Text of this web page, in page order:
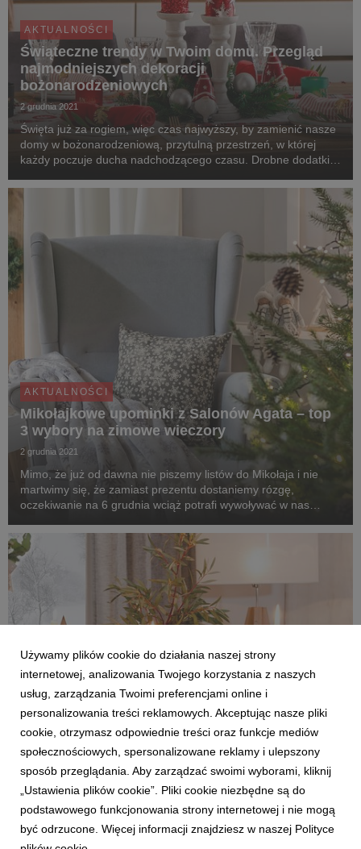
AKTUALNOŚCI
Świąteczne trendy w Twoim domu. Przegląd
najmodniejszych dekoracji
bożonarodzeniowych
2 grudnia 2021
Święta już za rogiem, więc czas najwyższy, by zamienić nasze
domy w bożonarodzeniową, przytulną przestrzeń, w której
każdy poczuje ducha nadchodzącego czasu. Drobne dodatki,
kompozycje dekoracji – w aranżacji wnętrz wsz...
AKTUALNOŚCI
Mikołajkowe upominki z Salonów Agata – top
3 wybory na zimowe wieczory
2 grudnia 2021
Mimo, że już od dawna nie piszemy listów do Mikołaja i nie
martwimy się, że zamiast prezentu dostaniemy rózgę,
oczekiwanie na 6 grudnia wciąż potrafi wywoływać w nas
przyjemność z otrzymywania, ale z dawania p...
AKTUALNOŚCI
Świąteczna kolacja przy idealnym stole –
wybierz meble dla siebie
7 grudnia 2021
Stół jest symbolem gościnności. To przy nim jednoczą się
członkowie rodziny i przyjaciele, by celebrować ważne
Używamy plików cookie do działania naszej strony
internetowej, analizowania Twojego korzystania z naszych
usług, zarządzania Twoimi preferencjami online i
personalizowania treści reklamowych. Akceptując nasze pliki
cookie, otrzymasz odpowiednie treści oraz funkcje mediów
społecznościowych, spersonalizowane reklamy i ulepszony
sposób przeglądania. Aby zarządzać swoimi wyborami, kliknij
„Ustawienia plików cookie”. Pliki cookie niezbędne są do
podstawowego funkcjonowania strony internetowej i nie mogą
być odrzucone. Więcej informacji znajdziesz w naszej Polityce